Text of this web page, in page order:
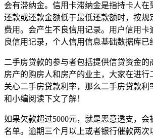
会有滞纳金。信用卡滞纳金是指持卡人在
还款或还款金额低于最低还款额时，按规
费用。会产生不良信用记录。用户信用卡
良信用记录，个人信用信息基础数据库已
二手房贷款的参与者包括提供信贷资金的
房产的购房人和房产的业主，大家在进行
关心二手房贷款利率，那么二手房贷款利
和小编阅读下文了解！
如果欠款超过5000元，就是恶意透支，
名单。逾期三个月以上或者银行催款两次